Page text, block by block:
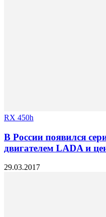
RX 450h
В России появился
двигателем LADA и
29.03.2017